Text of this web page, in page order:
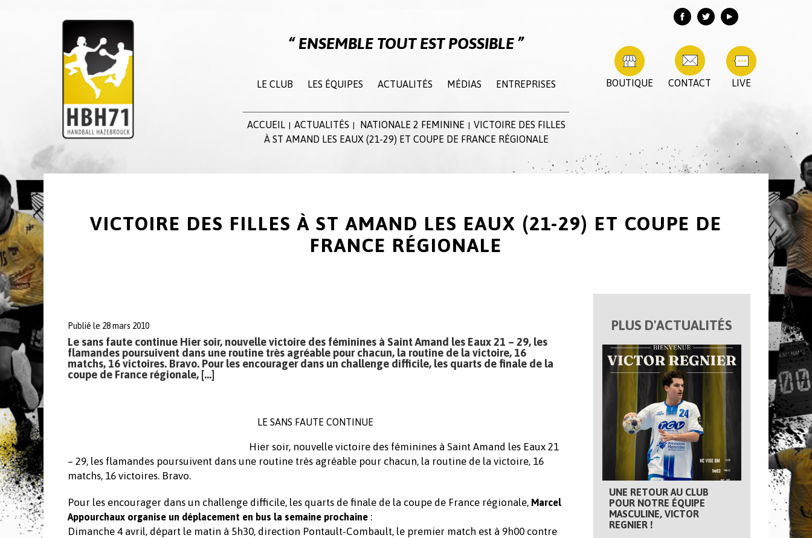
ENSEMBLE TOUT EST POSSIBLE
LE CLUB LES ÉQUIPES ACTUALITÉS MÉDIAS ENTREPRISES
ACCUEIL| ACTUALITÉS NATIONALE 2 FEMININE
VICTOIRE DES FILLES
À ST AMAND LES EAUX (21-29) ET COUPE DE FRANCE RÉGIONALE
LIVE
CONTACT
BOUTIQUE
VICTOIRE DES FILLES À ST AMAND LES EAUX (21-29) ET COUPE DE
FRANCE RÉGIONALE
Publié le 28 mars 2010
Le sans faute continue Hier soir, nouvelle victoire des féminines à Saint Amand les Eaux 21 – 29, les
flamandes poursuivent dans une routine très agréable pour chacun, la routine de la victoire, 16
matchs, 16 victoires. Bravo. Pour les encourager dans un challenge difficile, les quarts de finale de la
coupe de France régionale, […]
LE SANS FAUTE CONTINUE
Hier soir, nouvelle victoire des féminines à Saint Amand les Eaux 21
– 29, les flamandes poursuivent dans une routine très agréable pour chacun, la routine de la victoire, 16
matchs, 16 victoires. Bravo.
Pour les encourager dans un challenge difficile, les quarts de finale de la coupe de France régionale, Marcel
Appourchaux organise un déplacement en bus la semaine prochaine :
Dimanche 4 avril, départ le matin à 5h30, direction Pontault-Combault, le premier match est à 9h00 contre
PLUS D'ACTUALITÉS
UNE RETOUR AU CLUB
POUR NOTRE ÉQUIPE
MASCULINE, VICTOR
REGNIER !